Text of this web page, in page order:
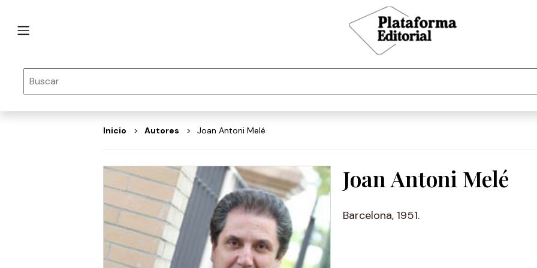
Inicio autores Joan Antoni Melé
Joan Antoni Melé
Barcelona, 1951.